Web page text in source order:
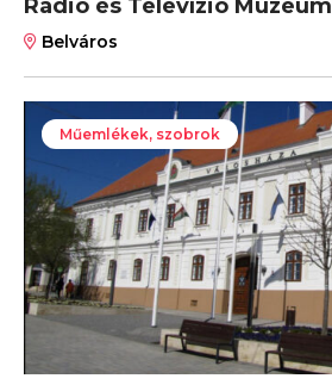
Rádió és Televízió Múzeum
Belváros
Műemlékek, szobrok